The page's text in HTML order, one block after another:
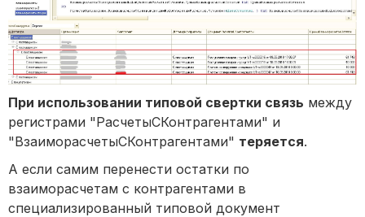
При использовании типовой свертки связь между
регистрами "РасчетыСКонтрагентами" и
"ВзаиморасчетыСКонтрагентами" теряется.
А если самим перенести остатки по
взаиморасчетам с контрагентами в
специализированный типовой документ